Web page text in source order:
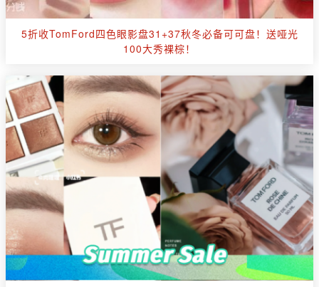
5折收TomFord四色眼影盘31+37秋冬必备可可盘！送哑光
100大秀裸棕！